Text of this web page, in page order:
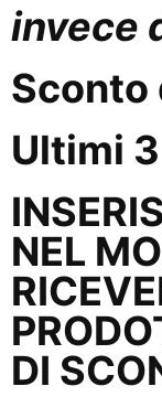
invece
Sconto
Ultimi
NEL
DI